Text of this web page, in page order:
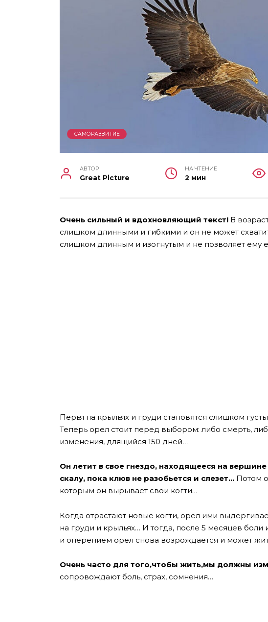
САМОРАЗВИТИЕ
АВТОР
Great Picture
НА ЧТЕНИЕ
2 мин
Очень сильный и вдохновляющий текст! В
слишком длинными и гибкими и он не может
слишком длинным и изогнутым и не позволяет ему
Перья на крыльях и груди становятся слишком
Теперь орел стоит перед выбором: либо смерть,
изменения, длящийся 150 дней…
Он летит в свое гнездо, находящееся на
скалу, пока клюв не разобьется и слезет… Потом
которым он вырывает свои когти…
Когда отрастают новые когти, орел ими
на груди и крыльях… И тогда, после 5 месяцев
и оперением орел снова возрождается и может
Очень часто для того,чтобы жить,мы должны
сопровождают боль, страх, сомнения…